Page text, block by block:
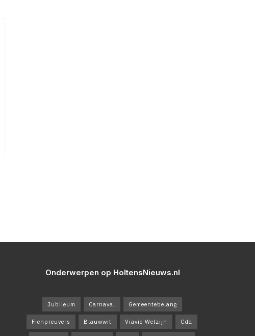
Onderwerpen op HoltensNieuws.nl
Jubileum Carnaval Gemeentebelang
Fienpreuvers Blauwwit Viavie Welzijn Cda